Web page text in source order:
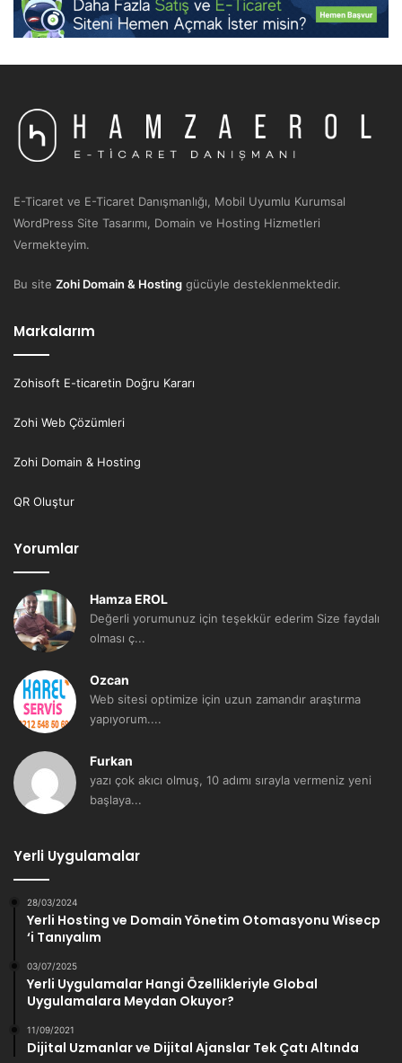
E-Ticaret ve E-Ticaret Danışmanlığı, Mobil Uyumlu Kurumsal
WordPress Site Tasarımı, Domain ve Hosting Hizmetleri
Vermekteyim.
Bu site Zohi Domain & Hosting gücüyle desteklenmektedir.
Markalarım
Zohisoft E-ticaretin Doğru Kararı
Zohi Web Çözümleri
Zohi Domain & Hosting
QR Oluştur
Yorumlar
Hamza EROL
Değerli yorumunuz için teşekkür ederim Size faydalı
olması ç...
Ozcan
Web sitesi optimize için uzun zamandır araştırma
yapıyorum....
Furkan
yazı çok akıcı olmuş, 10 adımı sırayla vermeniz yeni
başlaya...
Yerli Uygulamalar
28/03/2024
Yerli Hosting ve Domain Yönetim Otomasyonu Wisecp
‘i Tanıyalım
03/07/2025
Yerli Uygulamalar Hangi Özellikleriyle Global
Uygulamalara Meydan Okuyor?
11/09/2021
Dijital Uzmanlar ve Dijital Ajanslar Tek Çatı Altında